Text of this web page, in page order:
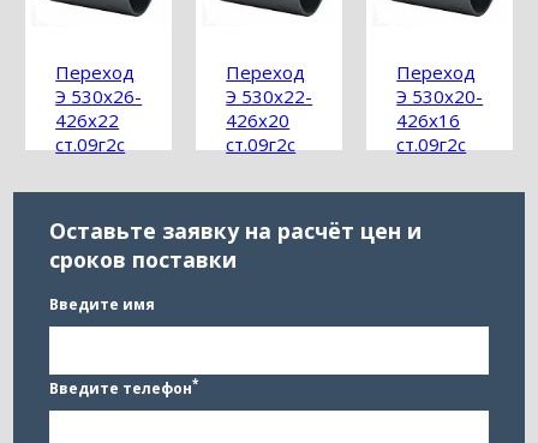
Переход
Э 530х26-
426х22
ст.09г2с
17378-
Переход
Э 530х22-
426х20
ст.09г2с
17378-
Переход
Э 530х20-
426х16
ст.09г2с
17378-
Оставьте заявку на расчёт цен и
сроков поставки
Введите имя
Введите телефон*